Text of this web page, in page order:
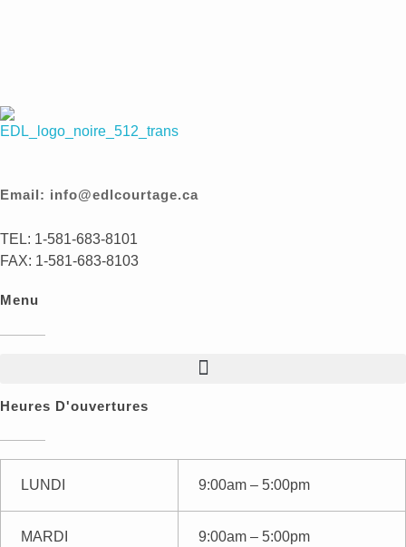
Email: info@edlcourtage.ca
TEL: 1-581-683-8101
FAX: 1-581-683-8103
Menu
Heures D'ouvertures
LUNDI 9:00am – 5:00pm
MARDI 9:00am – 5:00pm